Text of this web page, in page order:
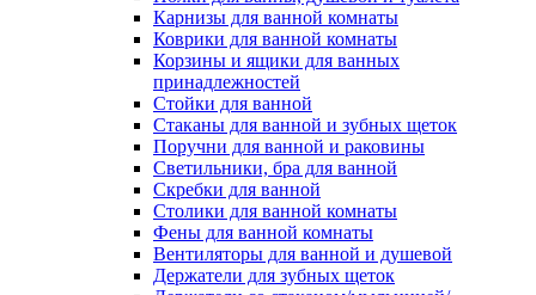
Карнизы для ванной комнаты
Коврики для ванной комнаты
Корзины и ящики для ванных
принадлежностей
Стойки для ванной
Стаканы для ванной и зубных щеток
Поручни для ванной и раковины
Светильники, бра для ванной
Скребки для ванной
Столики для ванной комнаты
Фены для ванной комнаты
Вентиляторы для ванной и душевой
Держатели для зубных щеток